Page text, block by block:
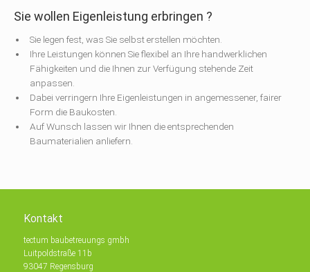
Sie wollen Eigenleistung erbringen ?
Sie legen fest, was Sie selbst erstellen möchten.
Ihre Leistungen können Sie flexibel an Ihre handwerklichen
Fähigkeiten und die Ihnen zur Verfügung stehende Zeit
anpassen.
Dabei verringern Ihre Eigenleistungen in angemessener, fairer
Form die Baukosten.
Auf Wunsch lassen wir Ihnen die entsprechenden
Baumaterialien anliefern.
Kontakt
tectum baubetreuungs gmbh
Luitpoldstraße 11b
93047 Regensburg